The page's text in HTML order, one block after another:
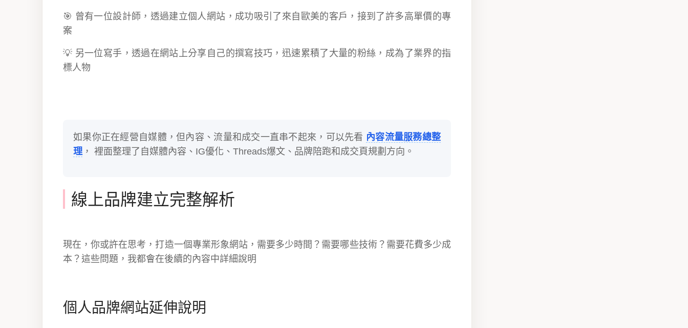
🎯 曾有一位設計師，透過建立個人網站，成功吸引了來自歐美的客戶，接到了許多高單價的專
案
💡 另一位寫手，透過在網站上分享自己的撰寫技巧，迅速累積了大量的粉絲，成為了業界的指
標人物
如果你正在經營自媒體，但內容、流量和成交一直串不起來，可以先看 內容流量服務總整
理， 裡面整理了自媒體內容、IG優化、Threads爆文、品牌陪跑和成交頁規劃方向。
線上品牌建立完整解析
現在，你或許在思考，打造一個專業形象網站，需要多少時間？需要哪些技術？需要花費多少成
本？這些問題，我都會在後續的內容中詳細說明
個人品牌網站延伸說明